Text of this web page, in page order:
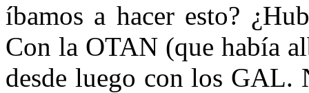
íbamos a hacer esto?
Con la OTAN (que había
desde luego con los GAL.